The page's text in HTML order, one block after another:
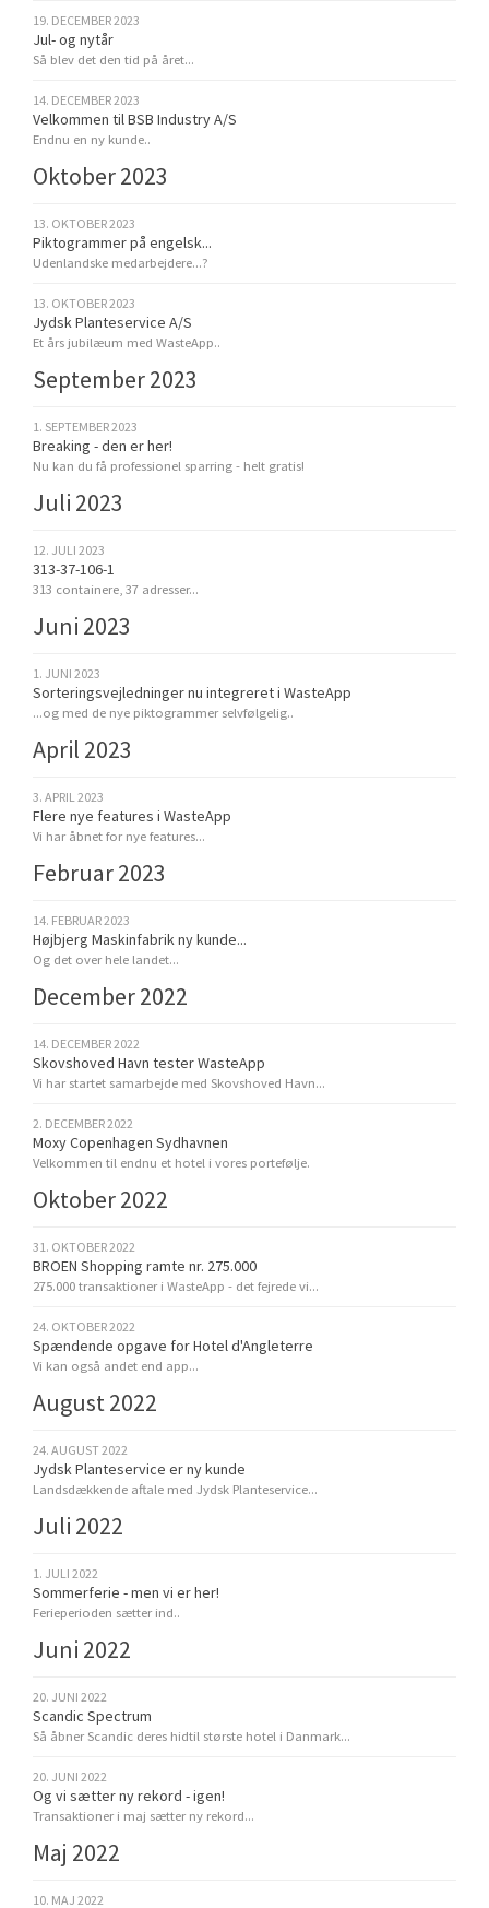
19. DECEMBER 2023
Jul- og nytår
Så blev det den tid på året...
14. DECEMBER 2023
Velkommen til BSB Industry A/S
Endnu en ny kunde..
Oktober 2023
13. OKTOBER 2023
Piktogrammer på engelsk...
Udenlandske medarbejdere...?
13. OKTOBER 2023
Jydsk Planteservice A/S
Et års jubilæum med WasteApp..
September 2023
1. SEPTEMBER 2023
Breaking - den er her!
Nu kan du få professionel sparring - helt gratis!
Juli 2023
12. JULI 2023
313-37-106-1
313 containere, 37 adresser...
Juni 2023
1. JUNI 2023
Sorteringsvejledninger nu integreret i WasteApp
...og med de nye piktogrammer selvfølgelig..
April 2023
3. APRIL 2023
Flere nye features i WasteApp
Vi har åbnet for nye features...
Februar 2023
14. FEBRUAR 2023
Højbjerg Maskinfabrik ny kunde...
Og det over hele landet...
December 2022
14. DECEMBER 2022
Skovshoved Havn tester WasteApp
Vi har startet samarbejde med Skovshoved Havn...
2. DECEMBER 2022
Moxy Copenhagen Sydhavnen
Velkommen til endnu et hotel i vores portefølje.
Oktober 2022
31. OKTOBER 2022
BROEN Shopping ramte nr. 275.000
275.000 transaktioner i WasteApp - det fejrede vi...
24. OKTOBER 2022
Spændende opgave for Hotel d'Angleterre
Vi kan også andet end app...
August 2022
24. AUGUST 2022
Jydsk Planteservice er ny kunde
Landsdækkende aftale med Jydsk Planteservice...
Juli 2022
1. JULI 2022
Sommerferie - men vi er her!
Ferieperioden sætter ind..
Juni 2022
20. JUNI 2022
Scandic Spectrum
Så åbner Scandic deres hidtil største hotel i Danmark...
20. JUNI 2022
Og vi sætter ny rekord - igen!
Transaktioner i maj sætter ny rekord...
Maj 2022
10. MAJ 2022